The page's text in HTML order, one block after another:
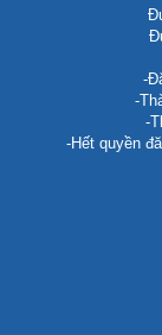
-
-
-
-Hết quyền